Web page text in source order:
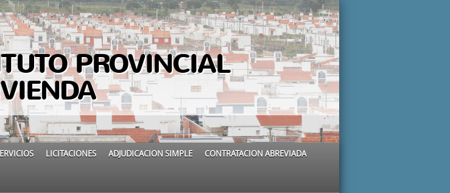
PROVINCIAL
LICITACIONES ADJUDICACION SIMPLE CONTRATACION ABREVIADA